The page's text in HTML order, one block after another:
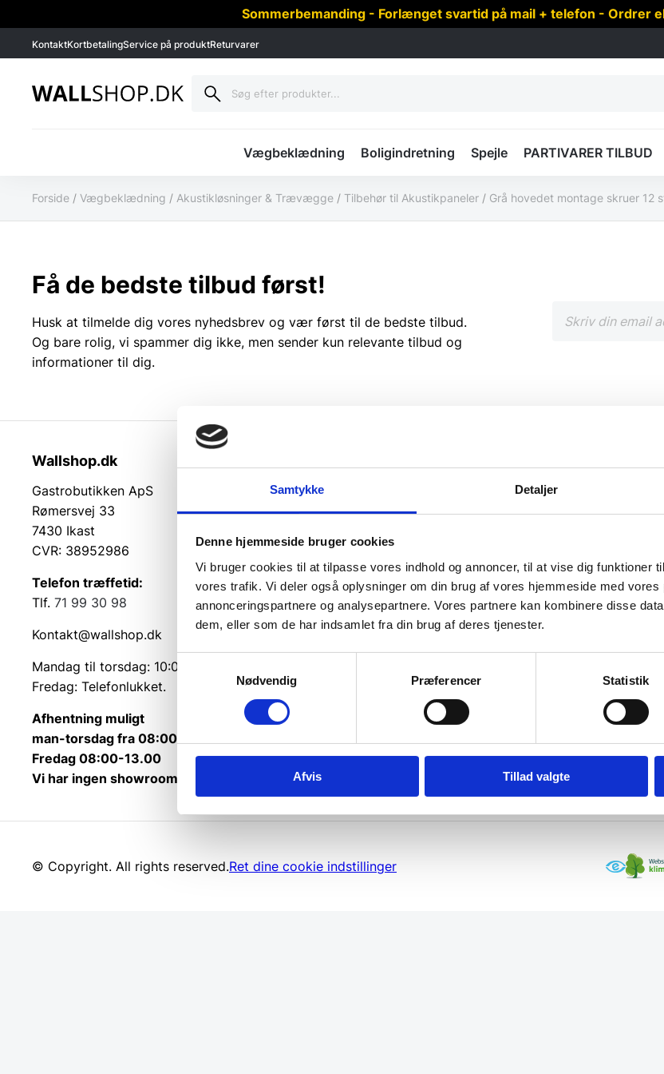
Samtykke Detaljer
Denne hjemmeside bruger cookies
Vi bruger cookies til at tilpasse vores indhold og annoncer, til at vise dig funktioner
vores trafik. Vi deler også oplysninger om din brug af vores hjemmeside med vores
annonceringspartnere og analysepartnere. Vores partnere kan kombinere disse
dem, eller som de har indsamlet fra din brug af deres tjenester.
Samtykkevalg
Nødvendig
Præferencer Statistik
Afvis Tillad valgte
Sommerbemanding - Forlænget svartid på mail + telefon - Ordrer
KontaktKortbetalingService på produktReturvarer
Vægbeklædning Boligindretning Spejle PARTIVARER TILBUD
Forside / Vægbeklædning / Akustikløsninger & Trævægge / Tilbehør til Akustikpaneler / Grå hovedet montage skruer 12
Få de bedste tilbud først!
Husk at tilmelde dig vores nyhedsbrev og vær først til de bedste tilbud.
Og bare rolig, vi spammer dig ikke, men sender kun relevante tilbud og
informationer til dig.
Wallshop.dk
Gastrobutikken ApS
Rømersvej 33
7430 Ikast
CVR: 38952986
Telefon træffetid:
Tlf. 71 99 30 98
Kontakt@wallshop.dk
Mandag til torsdag: 10:00 – 14:00.
Fredag: Telefonlukket.
Afhentning muligt
man-torsdag fra 08:00-16:00.
Fredag 08:00-13.00
Vi har ingen showroom.
Kundeservice
Kontakt
Returvarer
Betingelser og garanti
Cookie info
Forside
Kortbetaling
© Copyright. All rights reserved.Ret dine cookie indstillinger